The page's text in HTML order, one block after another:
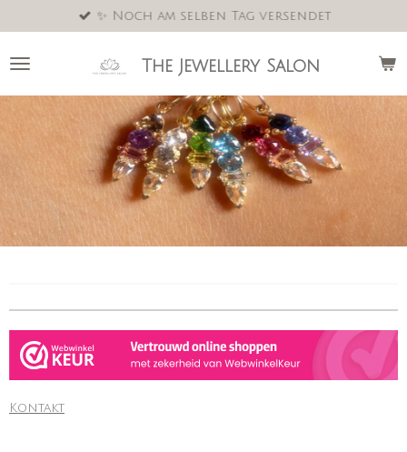
Hauptinhalt
springen
The Jewellery Salon
✨ Noch am selben Tag versendet
Kontakt